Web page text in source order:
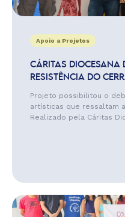
Apoio a Projetos
CÁRITAS DIOCESANA
RESISTÊNCIA DO
Projeto possibilitou o
artísticas que ressaltam
Realizado pela Cáritas